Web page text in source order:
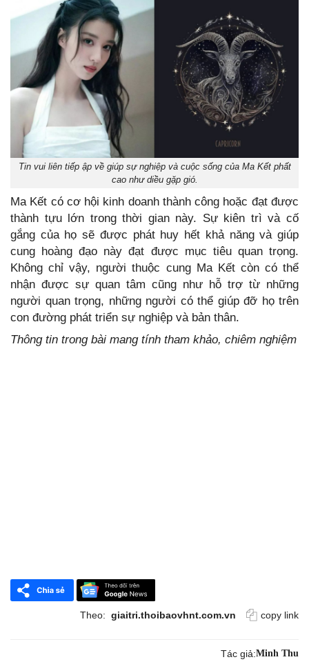
Tin vui liên tiếp ập về giúp sự nghiệp và cuộc sống của Ma Kết phất
cao như diều gặp gió.
Ma Kết có cơ hội kinh doanh thành công hoặc đạt được
thành tựu lớn trong thời gian này. Sự kiên trì và cố
gắng của họ sẽ được phát huy hết khả năng và giúp
cung hoàng đạo này đạt được mục tiêu quan trọng.
Không chỉ vậy, người thuộc cung Ma Kết còn có thể
nhận được sự quan tâm cũng như hỗ trợ từ những
người quan trọng, những người có thể giúp đỡ họ trên
con đường phát triển sự nghiệp và bản thân.
Thông tin trong bài mang tính tham khảo, chiêm nghiệm
Theo: giaitri.thoibaovhnt.com.vn copy link
Tác giả:Minh Thu